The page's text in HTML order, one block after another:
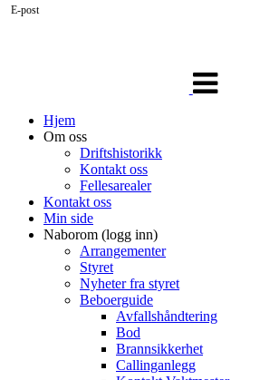
navigasjon
Hjem
Om oss
Driftshistorikk
Kontakt oss
Fellesarealer
Kontakt oss
Min side
Naborom (logg inn)
Arrangementer
Styret
Nyheter fra styret
Beboerguide
Avfallshåndtering
Bod
Brannsikkerhet
Callinganlegg
E-post